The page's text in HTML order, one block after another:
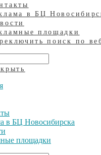
в БЦ
площадки
поиск по
в БЦ Новосибирска
площадки